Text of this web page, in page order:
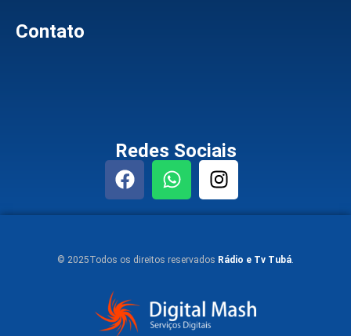
Contato
Redes Sociais
© 2025Todos os direitos reservados Rádio e Tv Tubá.